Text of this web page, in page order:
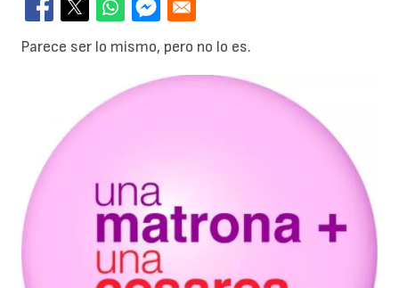
Parece ser lo mismo, pero no lo es.